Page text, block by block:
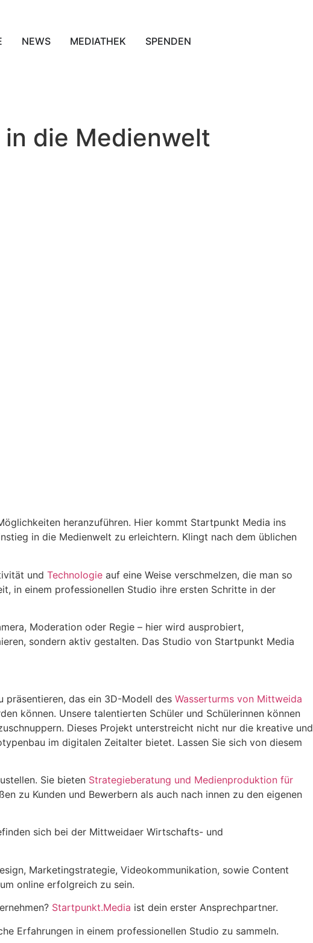
NEWS MEDIATHEK SPENDEN
die Medienwelt
heranzuführen. Hier kommt Startpunkt Media ins
in die Medienwelt zu erleichtern. Klingt nach dem üblichen
und Technologie auf eine Weise verschmelzen, die man so
in einem professionellen Studio ihre ersten Schritte in der
Moderation oder Regie – hier wird ausprobiert,
sondern aktiv gestalten. Das Studio von Startpunkt Media
präsentieren, das ein 3D-Modell des Wasserturms von Mittweida
können. Unsere talentierten Schüler und Schülerinnen können
Dieses Projekt unterstreicht nicht nur die kreative und
im digitalen Zeitalter bietet. Lassen Sie sich von diesem
Sie bieten Strategieberatung und Medienproduktion für
zu Kunden und Bewerbern als auch nach innen zu den eigenen
sich bei der Mittweidaer Wirtschafts- und
Marketingstrategie, Videokommunikation, sowie Content
online erfolgreich zu sein.
Startpunkt.Media ist dein erster Ansprechpartner.
Erfahrungen in einem professionellen Studio zu sammeln.